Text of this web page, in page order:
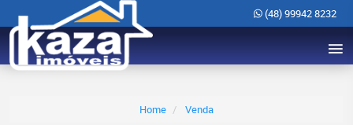
(48) 99942 8232
Home Venda